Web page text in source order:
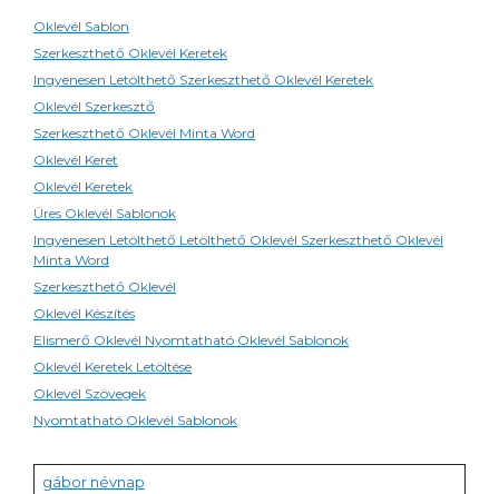
Oklevél Sablon
Szerkeszthető Oklevél Keretek
Ingyenesen Letölthető Szerkeszthető Oklevél Keretek
Oklevél Szerkesztő
Szerkeszthető Oklevél Minta Word
Oklevél Keret
Oklevél Keretek
Üres Oklevél Sablonok
Ingyenesen Letölthető Letölthető Oklevél Szerkeszthető Oklevél
Minta Word
Szerkeszthető Oklevél
Oklevél Készítés
Elismerő Oklevél Nyomtatható Oklevél Sablonok
Oklevél Keretek Letöltése
Oklevél Szövegek
Nyomtatható Oklevél Sablonok
gábor névnap